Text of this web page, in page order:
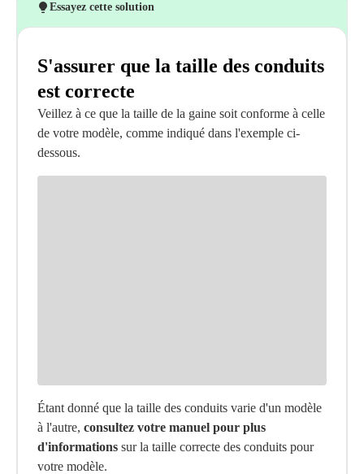
Essayez cette solution
S'assurer que la taille des conduits
est correcte
Veillez à ce que la taille de la gaine soit conforme à celle
de votre modèle, comme indiqué dans l'exemple ci-
dessous.
Étant donné que la taille des conduits varie d'un modèle
à l'autre, consultez votre manuel pour plus
d'informations sur la taille correcte des conduits pour
votre modèle.